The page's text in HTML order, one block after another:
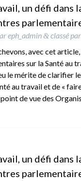
un défi dans
eph_admin &classé par
avec cet
sur la Santé au
le mérite de clarifier
au travail et de «
de vue des
un défi dans